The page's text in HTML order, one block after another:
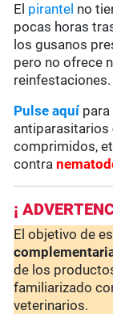
El pirantel no
pocas horas
los gusanos
pero no ofrece
reinfestaciones.
Pulse aquípara
antiparasitarios
comprimidos,
contra
¡
El objetivo de
de los
familiarizado
veterinarios.